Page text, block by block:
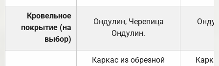
Кровельное
покрытие (на
выбор)
Ондулин, Черепица
Ондулин.
Каркас из обрезной